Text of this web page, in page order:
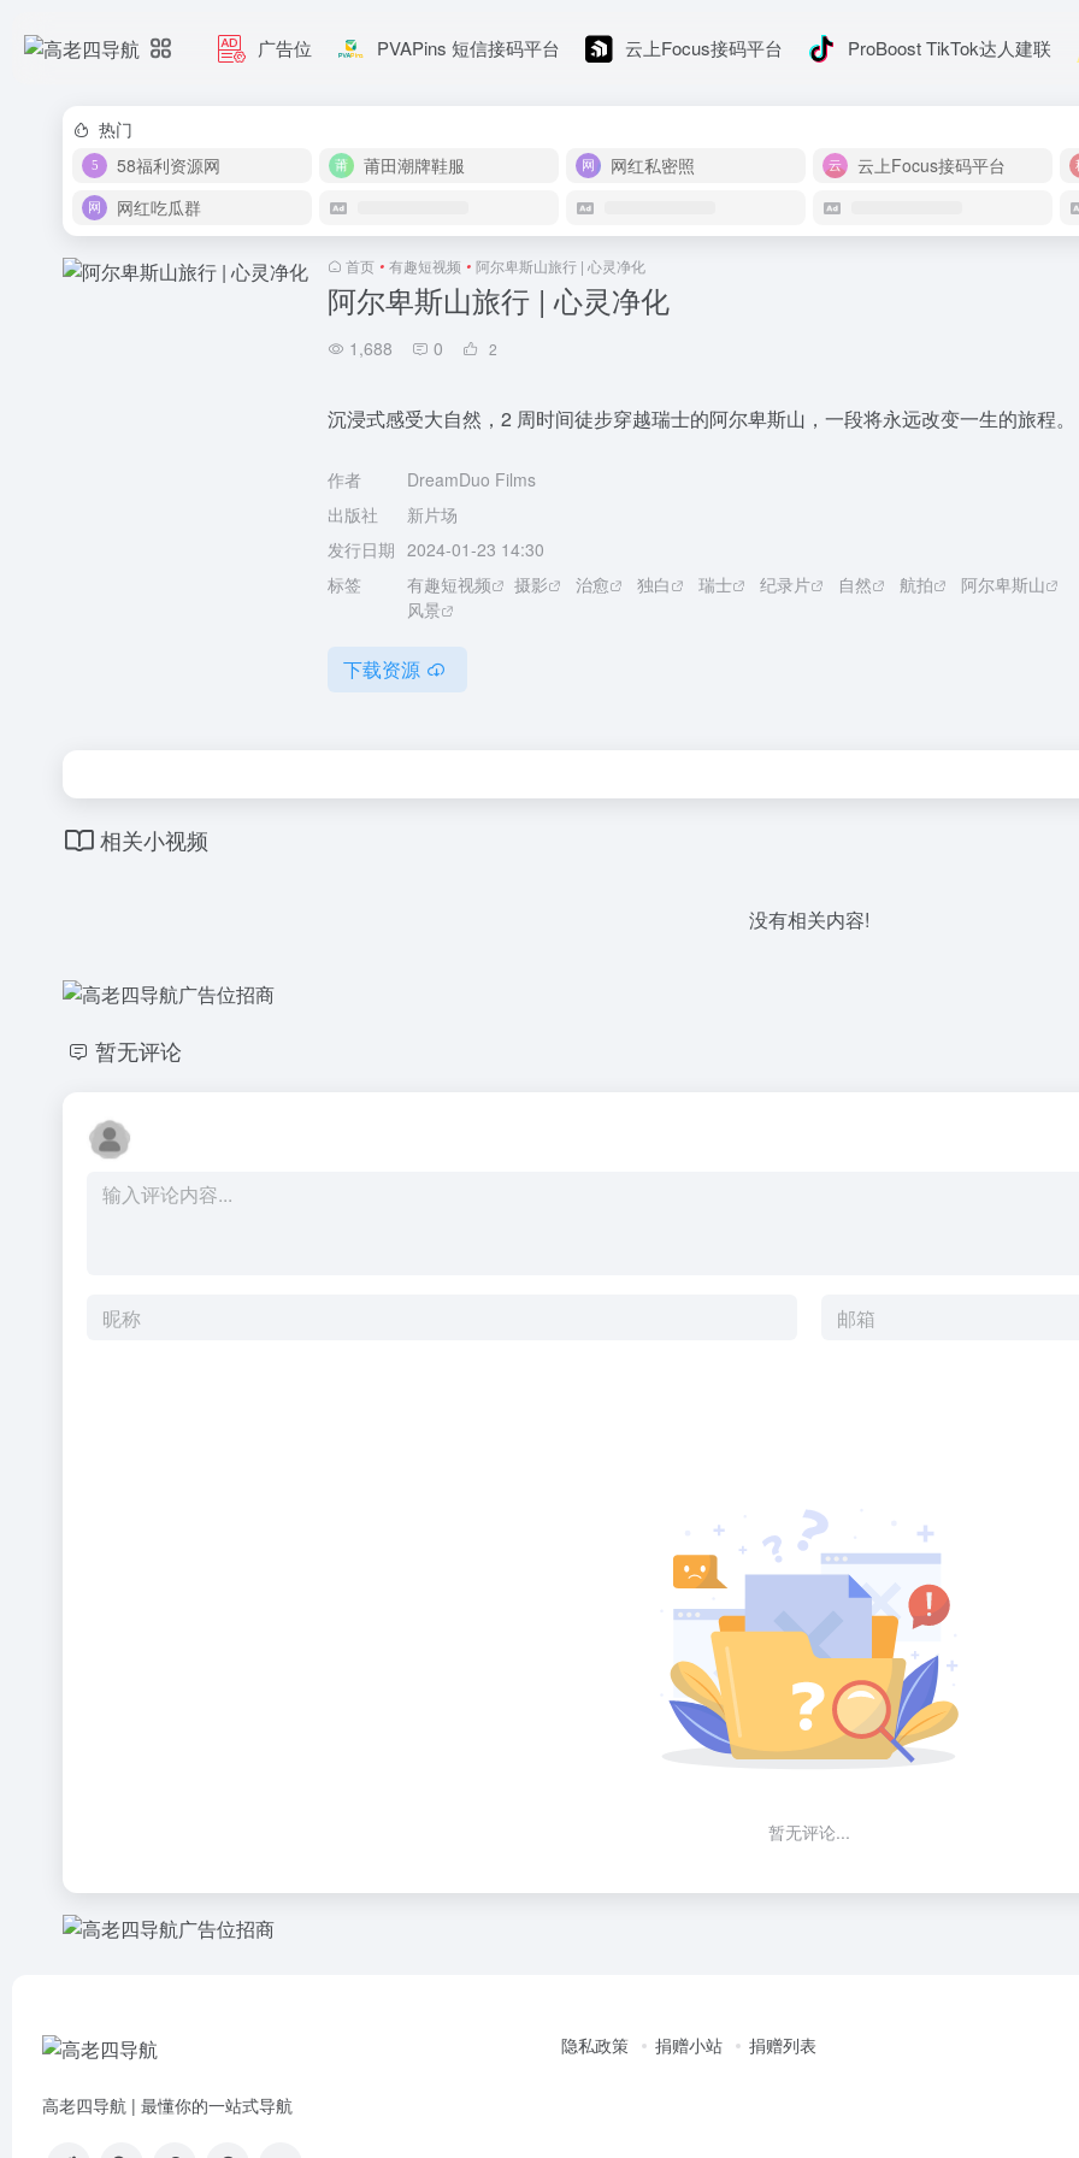
广告位 PVAPins 短信接码平台 云上Focus接码平台 ProBoost TikTok达人建联
热门
58福利资源网
莆田潮牌鞋服 网红私密照
云上Focus接码平台
网红吃瓜群
首页 • 有趣短视频 • 阿尔卑斯山旅行 | 心灵净化
阿尔卑斯山旅行 | 心灵净化
1,688 0 2
沉浸式感受大自然，2 周时间徒步穿越瑞士的阿尔卑斯山，一段将永远改变一生的旅程。
作者
DreamDuo Films
出版社
新片场
发行日期 2024-01-23 14:30
标签
有趣短视频 摄影 治愈 独白 瑞士 纪录片 自然 航拍
阿尔卑斯山
风景
下载资源
相关小视频
没有相关内容!
暂无评论
暂无评论...
高老四导航 | 最懂你的一站式导航
隐私政策 捐赠小站 捐赠列表